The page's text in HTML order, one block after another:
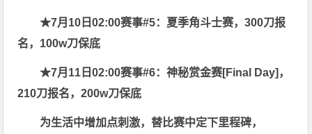
★7月10日02:00赛事#5：夏季角斗士赛，300刀报
名，100w刀保底
★7月11日02:00赛事#6：神秘赏金赛[Final Day]，
210刀报名，200w刀保底
为生活中增加点刺激，替比赛中定下里程碑，